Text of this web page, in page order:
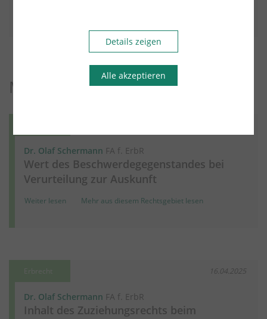
Mehr zu diesem Rechtsgebiet
Dr. Olaf Schermann FA f. ErbR
Wert des Beschwerdegegenstandes bei
Verurteilung zur Auskunft
Weiter lesen Mehr aus diesem Rechtsgebiet lesen
16.04.2025
Dr. Olaf Schermann FA f. ErbR
Inhalt des Zuziehungsrechts beim
Details zeigen
Alle akzeptieren